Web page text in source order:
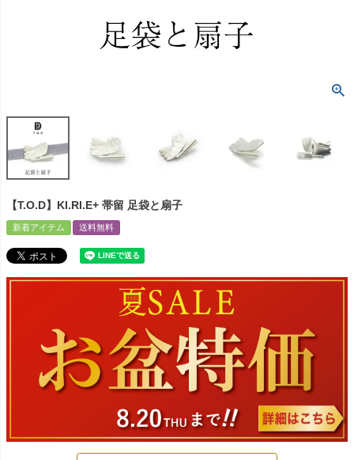
【T.O.D】KI.RI.E+ 帯留 足袋と扇子
新着アイテム 送料無料